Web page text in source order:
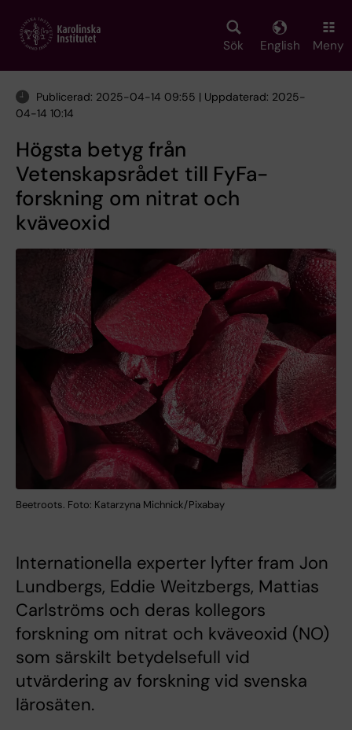
main
Sök English Meny
Publicerad: 2025-04-14 09:55 | Uppdaterad: 2025-
04-14 10:14
Högsta betyg från
Vetenskapsrådet till FyFa-
forskning om nitrat och
kväveoxid
Beetroots. Foto: Katarzyna Michnick/Pixabay
Internationella experter lyfter fram Jon
Lundbergs, Eddie Weitzbergs, Mattias
Carlströms och deras kollegors
forskning om nitrat och kväveoxid (NO)
som särskilt betydelsefull vid
utvärdering av forskning vid svenska
lärosäten.